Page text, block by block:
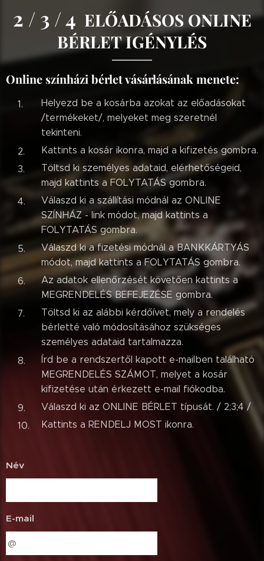
2 / 3 / 4 ELŐADÁSOS ONLINE
BÉRLET IGÉNYLÉS
Online színházi bérlet vásárlásának menete:
Helyezd be a kosárba azokat az előadásokat
/termékeket/, melyeket meg szeretnél
tekinteni.
Kattints a kosár ikonra, majd a kifizetés gombra.
Töltsd ki személyes adataid, elérhetőségeid,
majd kattints a FOLYTATÁS gombra.
Válaszd ki a szállítási módnál az ONLINE
SZÍNHÁZ - link módot, majd kattints a
FOLYTATÁS gombra.
Válaszd ki a fizetési módnál a BANKKÁRTYÁS
módot, majd kattints a FOLYTATÁS gombra.
Az adatok ellenőrzését követően kattints a
MEGRENDELÉS BEFEJEZÉSE gombra.
Töltsd ki az alábbi kérdőívet, mely a rendelés
bérletté való módosításához szükséges
személyes adataid tartalmazza.
Írd be a rendszertől kapott e-mailben található
MEGRENDELÉS SZÁMOT, melyet a kosár
kifizetése után érkezett e-mail fiókodba.
Válaszd ki az ONLINE BÉRLET típusát. / 2;3;4 /
Kattints a RENDELJ MOST ikonra.
Név
E-mail